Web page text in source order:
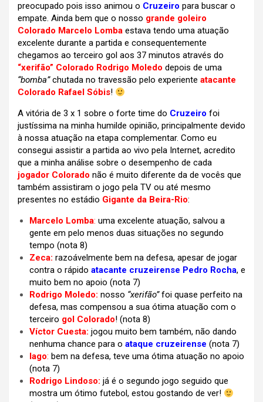
preocupado pois isso animou o Cruzeiro para buscar o
empate. Ainda bem que o nosso grande goleiro
Colorado Marcelo Lomba estava tendo uma atuação
excelente durante a partida e consequentemente
chegamos ao terceiro gol aos 37 minutos através do
“xerifão” Colorado Rodrigo Moledo depois de uma
“bomba”chutada no travessão pelo experiente atacante
Colorado Rafael Sóbis!
A vitória de 3 x 1 sobre o forte time do Cruzeiro foi
justíssima na minha humilde opinião, principalmente devido
à nossa atuação na etapa complementar. Como eu
consegui assistir a partida ao vivo pela Internet, acredito
que a minha análise sobre o desempenho de cada
jogador Colorado não é muito diferente da de vocês que
também assistiram o jogo pela TV ou até mesmo
presentes no estádio Gigante da Beira-Rio:
Marcelo Lomba: uma excelente atuação, salvou a
gente em pelo menos duas situações no segundo
tempo (nota 8)
Zeca: razoávelmente bem na defesa, apesar de jogar
contra o rápido atacante cruzeirense Pedro Rocha, e
muito bem no apoio (nota 7)
Rodrigo Moledo: nosso “xerifão”foi quase perfeito na
defesa, mas compensou a sua ótima atuação com o
terceiro gol Colorado! (nota 8)
Víctor Cuesta: jogou muito bem também, não dando
nenhuma chance para o ataque cruzeirense (nota 7)
Iago: bem na defesa, teve uma ótima atuação no apoio
(nota 7)
Rodrigo Lindoso: já é o segundo jogo seguido que
mostra um ótimo futebol, estou gostando de ver!